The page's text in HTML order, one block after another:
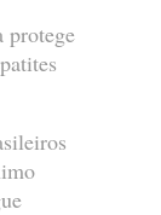
protege